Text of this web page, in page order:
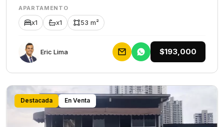
APARTAMENTO
x1 x1 53 m²
Eric Lima $193,000
Destacada En Venta